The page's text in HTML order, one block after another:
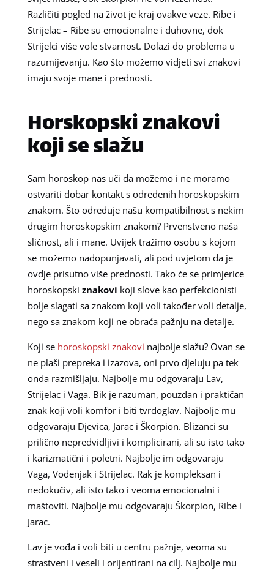
Različiti pogled na život je kraj ovakve veze. Ribe i
Strijelac – Ribe su emocionalne i duhovne, dok
Strijelci više vole stvarnost. Dolazi do problema u
razumijevanju. Kao što možemo vidjeti svi znakovi
imaju svoje mane i prednosti.
Horskopski znakovi
koji se slažu
Sam horoskop nas uči da možemo i ne moramo
ostvariti dobar kontakt s određenih horoskopskim
znakom. Što određuje našu kompatibilnost s nekim
drugim horoskopskim znakom? Prvenstveno naša
sličnost, ali i mane. Uvijek tražimo osobu s kojom
se možemo nadopunjavati, ali pod uvjetom da je
ovdje prisutno više prednosti. Tako će se primjerice
horoskopski znakovi koji slove kao perfekcionisti
bolje slagati sa znakom koji voli također voli detalje,
nego sa znakom koji ne obraća pažnju na detalje.
Koji se horoskopski znakovi najbolje slažu? Ovan se
ne plaši prepreka i izazova, oni prvo djeluju pa tek
onda razmišljaju. Najbolje mu odgovaraju Lav,
Strijelac i Vaga. Bik je razuman, pouzdan i praktičan
znak koji voli komfor i biti tvrdoglav. Najbolje mu
odgovaraju Djevica, Jarac i Škorpion. Blizanci su
prilično nepredvidljivi i komplicirani, ali su isto tako
i karizmatični i poletni. Najbolje im odgovaraju
Vaga, Vodenjak i Strijelac. Rak je kompleksan i
nedokučiv, ali isto tako i veoma emocionalni i
maštoviti. Najbolje mu odgovaraju Škorpion, Ribe i
Jarac.
Lav je vođa i voli biti u centru pažnje, veoma su
strastveni i veseli i orijentirani na cilj. Najbolje mu